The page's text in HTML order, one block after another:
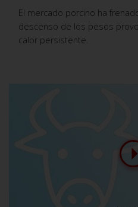
El mercado porcino ha
descenso de los pesos
calor persistente.